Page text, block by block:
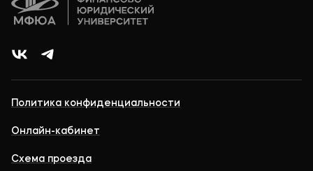
Политика конфиденциальности
Онлайн-кабинет
Схема проезда